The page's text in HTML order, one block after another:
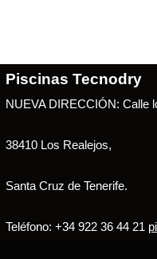
Piscinas Tecnodry
NUEVA DIRECCIÓN: Calle
38410 Los Realejos,
Santa Cruz de Tenerife.
Teléfono: +34 922 36 44 21